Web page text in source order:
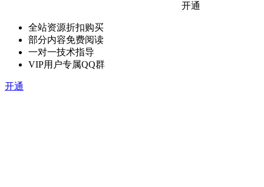
开通
全站资源折扣购买
部分内容免费阅读
一对一技术指导
VIP用户专属QQ群
开通